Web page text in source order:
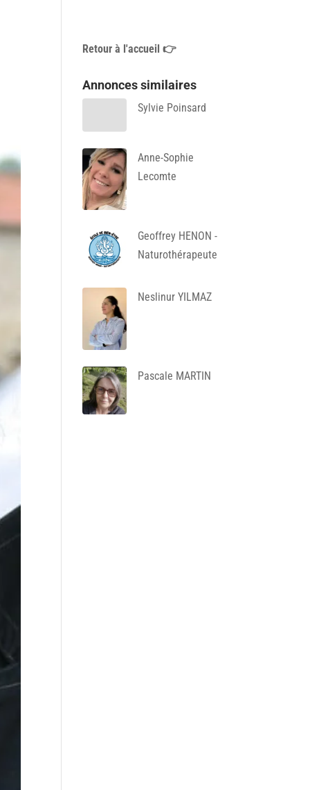
Retour à l'accueil 👉
Annonces similaires
Sylvie Poinsard
Anne-Sophie
Lecomte
Geoffrey HENON -
Naturothérapeute
Neslinur YILMAZ
Pascale MARTIN